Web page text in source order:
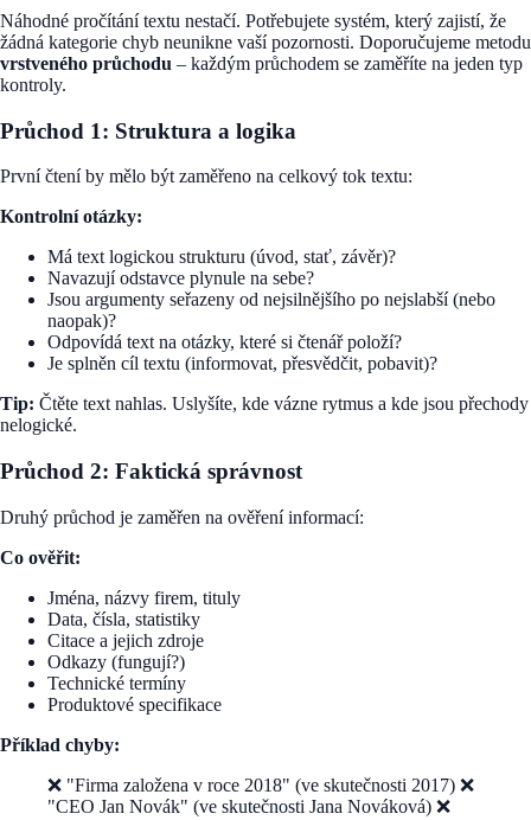
Náhodné pročítání textu nestačí. Potřebujete systém, který zajistí, že
žádná kategorie chyb neunikne vaší pozornosti. Doporučujeme metodu
vrstveného průchodu – každým průchodem se zaměříte na jeden typ
kontroly.
Průchod 1: Struktura a logika
První čtení by mělo být zaměřeno na celkový tok textu:
Kontrolní otázky:
Má text logickou strukturu (úvod, stať, závěr)?
Navazují odstavce plynule na sebe?
Jsou argumenty seřazeny od nejsilnějšího po nejslabší (nebo
naopak)?
Odpovídá text na otázky, které si čtenář položí?
Je splněn cíl textu (informovat, přesvědčit, pobavit)?
Tip: Čtěte text nahlas. Uslyšíte, kde vázne rytmus a kde jsou přechody
nelogické.
Průchod 2: Faktická správnost
Druhý průchod je zaměřen na ověření informací:
Co ověřit:
Jména, názvy firem, tituly
Data, čísla, statistiky
Citace a jejich zdroje
Odkazy (fungují?)
Technické termíny
Produktové specifikace
Příklad chyby:
❌ "Firma založena v roce 2018" (ve skutečnosti 2017) ❌
"CEO Jan Novák" (ve skutečnosti Jana Nováková) ❌